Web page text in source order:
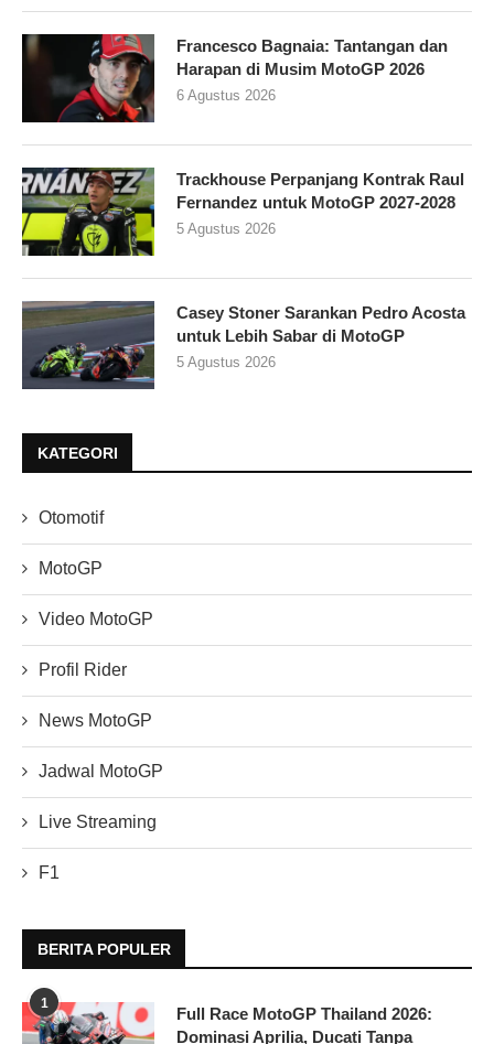
Francesco Bagnaia: Tantangan dan
Harapan di Musim MotoGP 2026
6 Agustus 2026
Trackhouse Perpanjang Kontrak Raul
Fernandez untuk MotoGP 2027-2028
5 Agustus 2026
Casey Stoner Sarankan Pedro Acosta
untuk Lebih Sabar di MotoGP
5 Agustus 2026
KATEGORI
Otomotif
MotoGP
Video MotoGP
Profil Rider
News MotoGP
Jadwal MotoGP
Live Streaming
F1
BERITA POPULER
1
Full Race MotoGP Thailand 2026:
Dominasi Aprilia, Ducati Tanpa